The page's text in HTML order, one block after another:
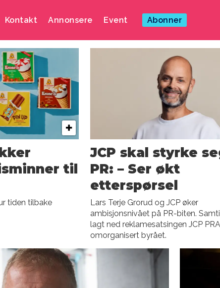
Kontakt Annonsere Event Abonner
til
tiden tilbake
JCP skal styrke
PR: – Ser økt
etterspørsel
Lars Terje Grorud og JCP øker
ambisjonsnivået på PR-biten.
lagt ned reklamesatsingen JCP
omorganisert byrået.